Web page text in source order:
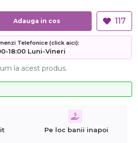
Adauga in cos 117
Telefonice (click aici):
18:00 Luni-Vineri
la acest produs.
Pe loc banii inapoi